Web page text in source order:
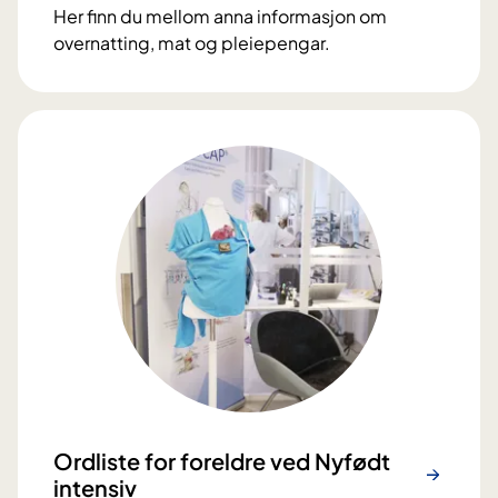
Her finn du mellom anna informasjon om
overnatting, mat og pleiepengar.
Ordliste for foreldre ved Nyfødt
intensiv